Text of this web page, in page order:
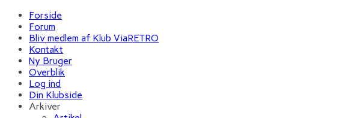
Forside
Forum
Bliv medlem af Klub ViaRETRO
Kontakt
Ny Bruger
Overblik
Log ind
Din Klubside
Arkiver